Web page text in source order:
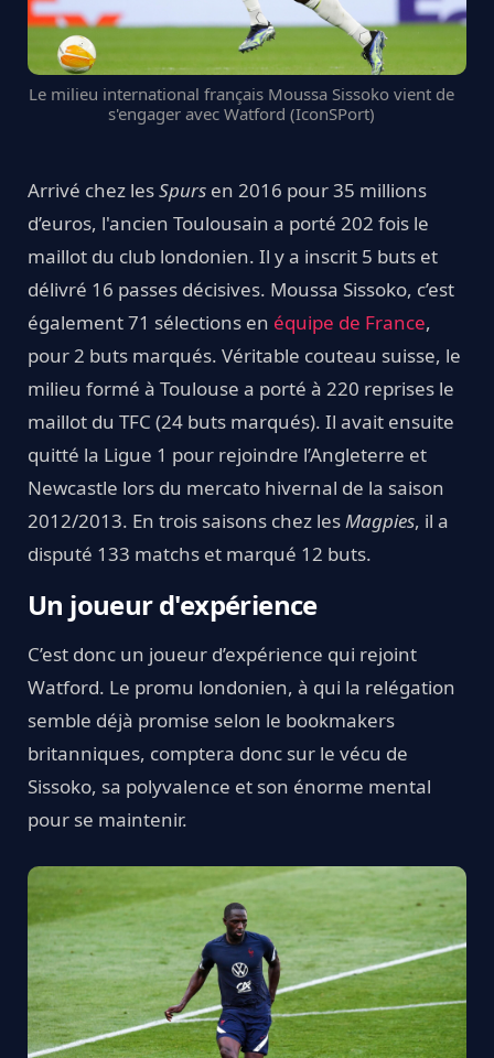
Le milieu international français Moussa Sissoko vient de
s'engager avec Watford (IconSPort)
Arrivé chez lesSpurs en 2016 pour 35 millions
d’euros, l'ancien Toulousain a porté 202 fois le
maillot du club londonien. Il y a inscrit 5 buts et
délivré 16 passes décisives. Moussa Sissoko, c’est
également 71 sélections en équipe de France,
pour 2 buts marqués. Véritable couteau suisse, le
milieu formé à Toulouse a porté à 220 reprises le
maillot du TFC (24 buts marqués). Il avait ensuite
quitté la Ligue 1 pour rejoindre l’Angleterre et
Newcastle lors du mercato hivernal de la saison
2012/2013. En trois saisons chez lesMagpies, il a
disputé 133 matchs et marqué 12 buts.
Un joueur d'expérience
C’est donc un joueur d’expérience qui rejoint
Watford. Le promu londonien, à qui la relégation
semble déjà promise selon le bookmakers
britanniques, comptera donc sur le vécu de
Sissoko, sa polyvalence et son énorme mental
pour se maintenir.